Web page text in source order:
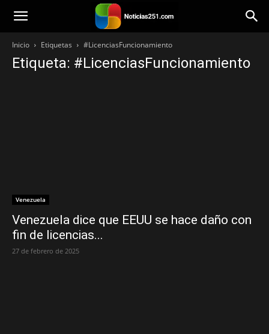
Noticias251
Inicio Etiquetas #LicenciasFuncionamiento
Etiqueta: #LicenciasFuncionamiento
Venezuela
Venezuela dice que EEUU se hace daño con
fin de licencias...
27 de febrero de 2025